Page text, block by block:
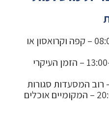
08:00-10:00 – קפה וקרואסון או
13:00-15:00 – הזמן העיקרי
20:00-23:00 – המקומיים אוכלים